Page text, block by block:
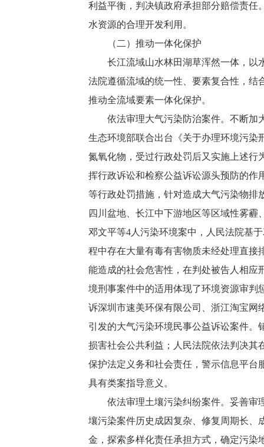
利益平衡，判决镇政府承担部分赔偿责任
水资源的合理开发利用。
（二）推动一体化保护
长江流域山水林田湖草浑然一体，以水
法院遵循流域的统一性、要素复合性，结
推动全流域要素一体化保护。
依法审理大气污染防治案件。不断加大
生态环境部联合出台《关于办理环境污染
氮氧化物，受过行政处罚后又实施上述行
挥行政诉讼和检察公益诉讼源头预防的作
等行政处罚措施，针对造成大气污染物排
四川盆地、长江中下游地区等区域性雾
邓文平等4人污染环境案中，人民法院基
程中存在大量有毒有害物质未经处理直接
能造成的社会危害性，在判处被告人相应
境刑事案件中的适用体现了环境资源审判
诉深圳市速美环保有限公司、浙江淘宝网
引发的大气污染环境民事公益诉讼案件
损害社会公共利益；人民法院依法判决其
保护法定义务和社会责任，警示信息平台
具有类案指导意义。
依法审理土壤污染纠纷案件。妥善审理
壤污染案件历史成因复杂、修复周期长、
金，探索多样化责任承担方式，确定污染